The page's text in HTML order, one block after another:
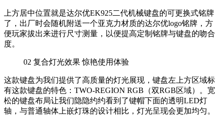
上方居中位置就是达尔优EK925二代机械键盘的可更换式铭牌
了，出厂时会随机附送一个亚克力材质的达尔优logo铭牌，方
便玩家拔出来进行尺寸测量，以便提高定制铭牌与键盘的吻合
度。
02 复合灯光效果 惊艳使用体验
这款键盘为我们提供了高质量的灯光展现，键盘左上方区域标
有这款键盘的特色：TWO-REGION RGB（双RGB区域）。宽
松的键盘布局让我们隐隐约约看到了键帽下面的透明LED灯
轴，与普通轴体上嵌灯珠的设计相比，灯光呈现会更加均匀。